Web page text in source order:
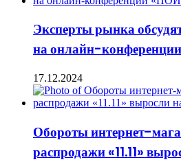
Эксперты рынка
на онлайн-
17.12.2024
Обороты интернет-
распродажи «11.11»